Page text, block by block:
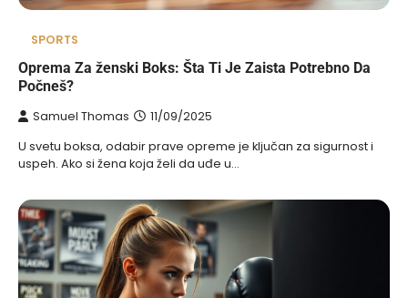
SPORTS
Oprema Za ženski Boks: Šta Ti Je Zaista Potrebno Da
Počneš?
Samuel Thomas 11/09/2025
U svetu boksa, odabir prave opreme je ključan za sigurnost i
uspeh. Ako si žena koja želi da uđe u…